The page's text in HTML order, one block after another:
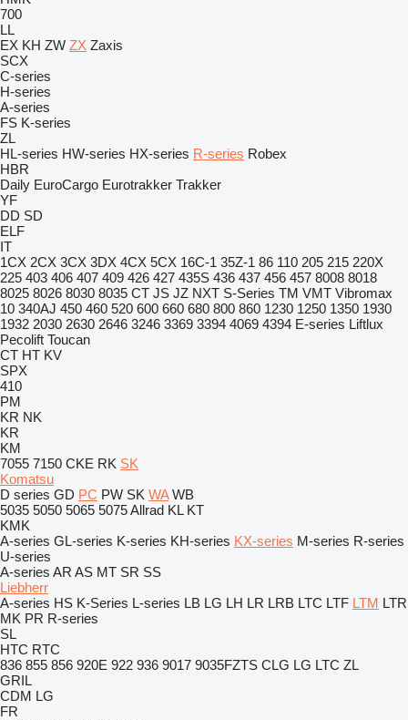
700
LL
EX KH ZW ZX Zaxis
SCX
C-series
H-series
A-series
FS K-series
ZL
HL-series HW-series HX-series R-series Robex
HBR
Daily EuroCargo Eurotrakker Trakker
YF
DD SD
ELF
IT
1CX 2CX 3CX 3DX 4CX 5CX 16C-1 35Z-1 86 110 205 215 220X
225 403 406 407 409 426 427 435S 436 437 456 457 8008 8018
8025 8026 8030 8035 CT JS JZ NXT S-Series TM VMT Vibromax
10 340AJ 450 460 520 600 660 680 800 860 1230 1250 1350 1930
1932 2030 2630 2646 3246 3369 3394 4069 4394 E-series Liftlux
Pecolift Toucan
CT HT KV
SPX
410
PM
KR NK
KR
KM
7055 7150 CKE RK SK
Komatsu
D series GD PC PW SK WA WB
5035 5050 5065 5075Allrad KL KT
KMK
A-series GL-series K-series KH-series KX-series M-series R-series
U-series
A-series AR AS MT SR SS
Liebherr
A-series HS K-Series L-series LB LG LH LR LRB LTC LTF LTM LTR
MK PR R-series
SL
HTC RTC
836 855 856 920E 922 936 9017 9035FZTS CLG LG LTC ZL
GRIL
CDM LG
FR